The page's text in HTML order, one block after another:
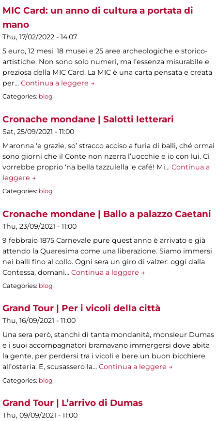
MIC Card: un anno di cultura a portata di
mano
Thu, 17/02/2022 - 14:07
5 euro, 12 mesi, 18 musei e 25 aree archeologiche e storico-
artistiche. Non sono solo numeri, ma l’essenza misurabile e
preziosa della MIC Card. La MIC è una carta pensata e creata
per… Continua a leggere →
Categories: blog
Cronache mondane | Salotti letterari
Sat, 25/09/2021 - 11:00
Maronna ‘e grazie, so’ stracco acciso a furia di balli, ché ormai
sono giorni che il Conte non nzerra l’uocchie e io con lui. Ci
vorrebbe proprio ‘na bella tazzulella ‘e café! Mi… Continua a
leggere →
Categories: blog
Cronache mondane | Ballo a palazzo Caetani
Thu, 23/09/2021 - 11:00
9 febbraio 1875 Carnevale pure quest’anno è arrivato e già
attendo la Quaresima come una liberazione. Siamo immersi
nei balli fino al collo. Ogni sera un giro di valzer: oggi dalla
Contessa, domani… Continua a leggere →
Categories: blog
Grand Tour | Per i vicoli della città
Thu, 16/09/2021 - 11:00
Una sera però, stanchi di tanta mondanità, monsieur Dumas
e i suoi accompagnatori bramavano immergersi dove abita
la gente, per perdersi tra i vicoli e bere un buon bicchiere
all’osteria. E, scusassero la… Continua a leggere →
Categories: blog
Grand Tour | L’arrivo di Dumas
Thu, 09/09/2021 - 11:00